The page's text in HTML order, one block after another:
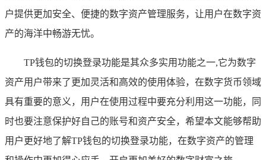
户提供更加安全、便捷的数字资产管理服务，让用户在数字资
产的海洋中畅游无忧。
TP钱包的切换登录功能是其众多实用功能之一,它为数字
资产用户带来了更加灵活和高效的使用体验，在数字货币领域
具有重要的意义，用户在使用过程中要充分利用这一功能，同
时也要注意保护好自己的账号和资产安全，希望本文能够帮助
用户更好地了解TP钱包的切换登录功能，在数字资产的管理